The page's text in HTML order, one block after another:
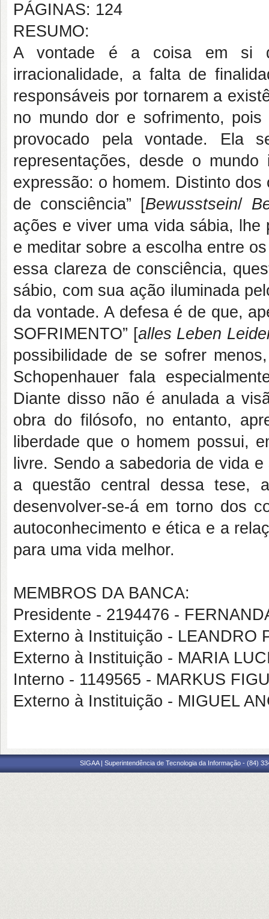
PÁGINAS: 124
RESUMO:
A vontade é a coisa em si
irracionalidade, a falta de
responsáveis por tornarem a
no mundo dor e sofrimento,
provocado pela vontade. Ela
representações, desde o
expressão: o homem. Distinto
de consciência” [Bewusstsein/
ações e viver uma vida sábia,
e meditar sobre a escolha entre
essa clareza de consciência,
sábio, com sua ação iluminada
da vontade. A defesa é de que,
SOFRIMENTO” [alles Leben
possibilidade de se sofrer
Schopenhauer fala
Diante disso não é anulada a
obra do filósofo, no entanto,
liberdade que o homem possui,
livre. Sendo a sabedoria de vida
a questão central dessa tese,
desenvolver-se-á em torno dos
autoconhecimento e ética e a
para uma vida melhor.
MEMBROS DA BANCA:
Presidente - 2194476 -
Externo à Instituição - LEANDRO
Externo à Instituição - MARIA
Interno - 1149565 - MARKUS
Externo à Instituição - MIGUEL
SIGAA | Superintendência de Tecnologia da Informação - (84)